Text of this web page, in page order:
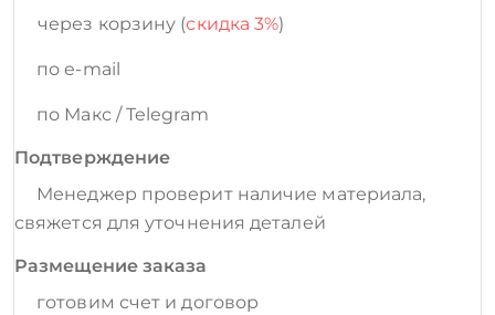
через корзину (скидка 3%)
по e-mail
по Макс / Telegram
Подтверждение
Менеджер проверит наличие материала,
свяжется для уточнения деталей
Размещение заказа
готовим счет и договор